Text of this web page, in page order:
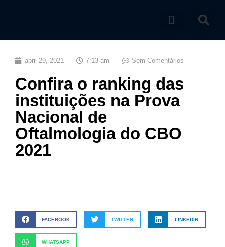
abril 29, 2021 7:13 am Sem Comentários
Confira o ranking das
instituições na Prova
Nacional de
Oftalmologia do CBO
2021
FACEBOOK TWITTER LINKEDIN
WHATSAPP